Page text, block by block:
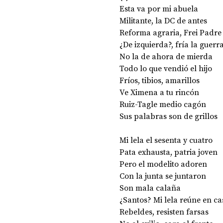
Esta va por mi abuela
Militante, la DC de antes
Reforma agraria, Frei Padre
¿De izquierda?, fría la
No la de ahora de mierda
Todo lo que vendió el hijo
Fríos, tibios, amarillos
Ve Ximena a tu rincón
Ruiz-Tagle medio cagón
Sus palabras son de grillos
Mi lela el sesenta y cuatro
Pata exhausta, patria joven
Pero el modelito adoren
Con la junta se juntaron
Son mala calaña
¿Santos? Mi lela reúne en
Rebeldes, resisten farsas